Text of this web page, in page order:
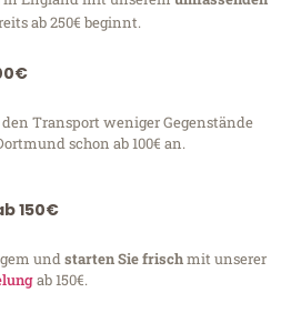
ab 250€ beginnt.
den Transport weniger Gegenstände
schon ab 100€ an.
150€
undstarten Sie frischmit unserer
ab 150€.